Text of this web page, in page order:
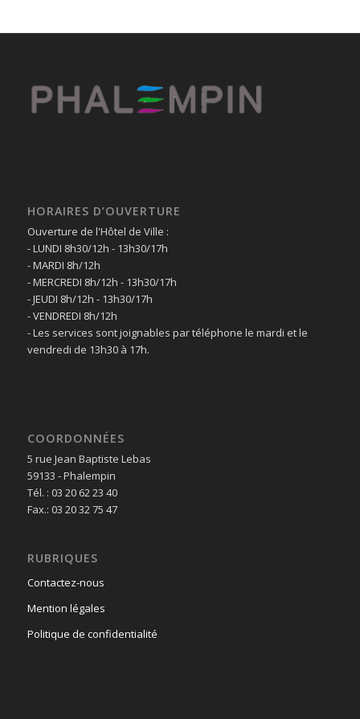
HORAIRES D’OUVERTURE
Ouverture de l'Hôtel de Ville :
- LUNDI 8h30/12h - 13h30/17h
- MARDI 8h/12h
- MERCREDI 8h/12h - 13h30/17h
- JEUDI 8h/12h - 13h30/17h
- VENDREDI 8h/12h
- Les services sont joignables par téléphone le mardi et le
vendredi de 13h30 à 17h.
COORDONNÉES
5 rue Jean Baptiste Lebas
59133 - Phalempin
Tél. : 03 20 62 23 40
Fax.: 03 20 32 75 47
RUBRIQUES
Contactez-nous
Mention légales
Politique de confidentialité